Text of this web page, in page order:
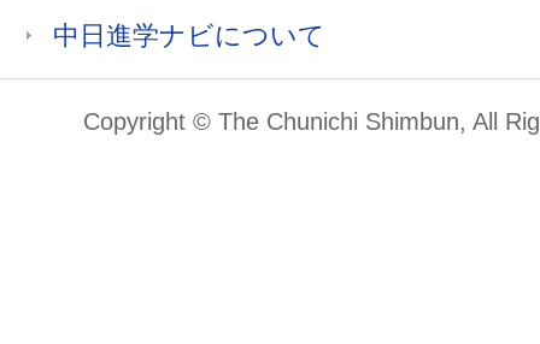
中日進学ナビについて
Copyright © The Chunichi Shimbun, All